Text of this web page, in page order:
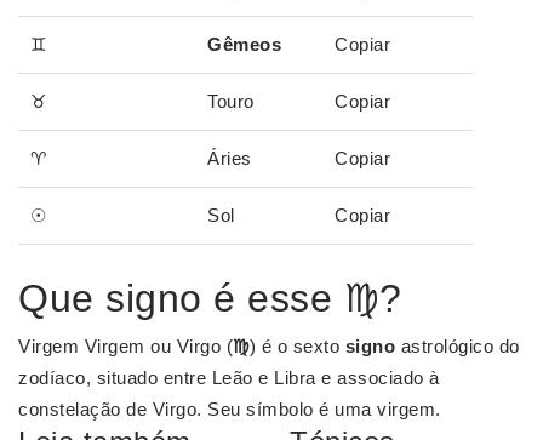
♊ Gêmeos Copiar
♉ Touro Copiar
♈ Áries Copiar
☉ Sol Copiar
Que signo é esse ♍?
Virgem Virgem ou Virgo (♍) é o sexto signo astrológico do
zodíaco, situado entre Leão e Libra e associado à
constelação de Virgo. Seu símbolo é uma virgem.